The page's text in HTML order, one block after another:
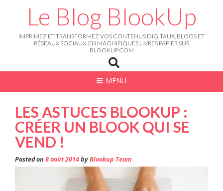
Le Blog BlookUp
IMPRIMEZ ET TRANSFORMEZ VOS CONTENUS DIGITAUX, BLOGS ET
RÉSEAUX SOCIAUX, EN MAGNIFIQUES LIVRES PAPIER SUR
BLOOKUP.COM
MENU
LES ASTUCES BLOOKUP :
CRÉER UN BLOOK QUI SE
VEND !
Posted on 8 août 2014byBlookup Team